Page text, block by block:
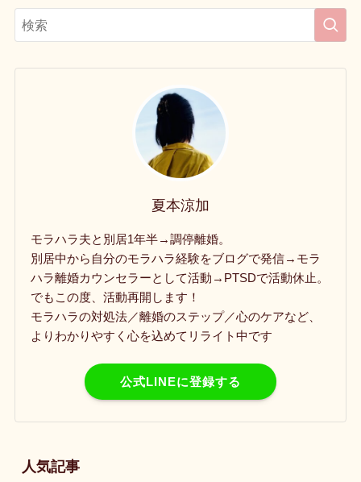
夏本涼加
モラハラ夫と別居1年半→調停離婚。
別居中から自分のモラハラ経験をブログで発信→モラ
ハラ離婚カウンセラーとして活動→PTSDで活動休止。
でもこの度、活動再開します！
モラハラの対処法／離婚のステップ／心のケアなど、
よりわかりやすく心を込めてリライト中です
公式LINEに登録する
人気記事